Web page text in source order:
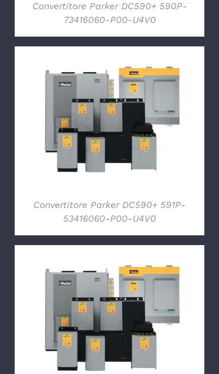
Convertitore Parker DC590+ 590P-
73416060-P00-U4V0
DETTAGLI
Convertitore Parker DC590+ 591P-
53416060-P00-U4V0
DETTAGLI